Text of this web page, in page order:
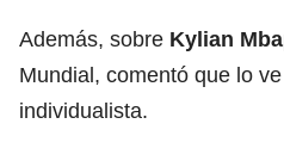
Además, sobre Kylian
Mundial, comentó que lo
individualista.